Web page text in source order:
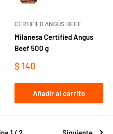
CERTIFIED ANGUS BEEF
Milanesa Certified Angus
Beef 500 g
Precio
venta
$ 140
Añadir al carrito